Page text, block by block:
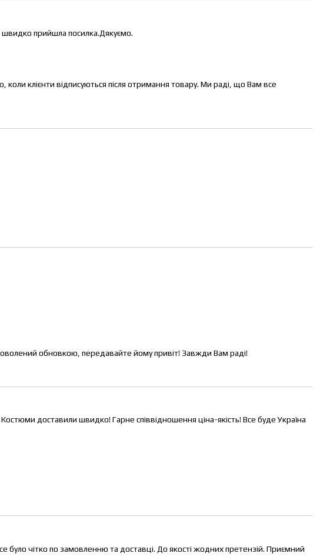
прийшла посилка.Дякуємо.
клієнти відписуються після отримання товару. Ми раді, що Вам все
обновкою, передавайте йому привіт! Завжди Вам раді!
доставили швидко! Гарне співвідношення ціна-якість! Все буде Україна
чітко по замовленню та доставці. До якості жодних претензій. Приємний